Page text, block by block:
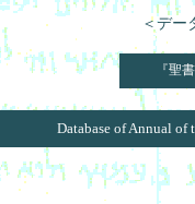
＜デー
『聖
Database of Annual